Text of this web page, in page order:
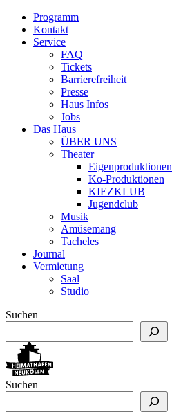
Programm
Kontakt
Service
FAQ
Tickets
Barrierefreiheit
Presse
Haus Infos
Jobs
Das Haus
ÜBER UNS
Theater
Eigenproduktionen
Ko-Produktionen
KIEZKLUB
Jugendclub
Musik
Amüsemang
Tacheles
Journal
Vermietung
Saal
Studio
Suchen
Suchen